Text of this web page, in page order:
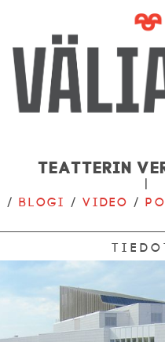
Teatterin
|
/Blogi /Video /